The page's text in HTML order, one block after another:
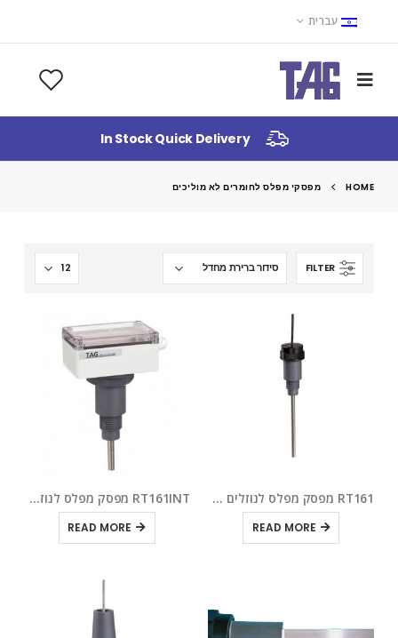
עברית
In Stock Quick Delivery
HOME מפסקי מפלס לחומרים לא מוליכים
FILTER
RT161 מפסק מפלס לנוזלים שאינם מוליכים
READ MORE
RT161INT מפסק מפלס לנוזלים לא מוליכים
READ MORE